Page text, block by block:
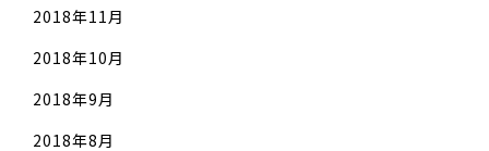
2018年11月
2018年10月
2018年9月
2018年8月